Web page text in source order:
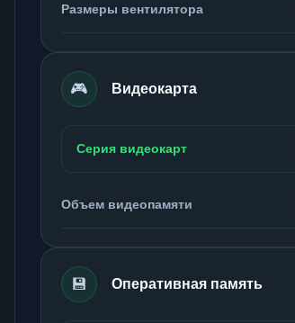
Размеры вентилятора
🎮 Видеокарта
Серия видеокарт
Объем видеопамяти
💾 Оперативная память